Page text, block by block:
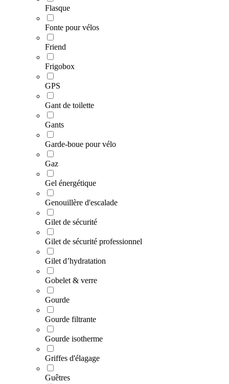
Flasque
Fonte pour vélos
Friend
Frigobox
GPS
Gant de toilette
Gants
Garde-boue pour vélo
Gaz
Gel énergétique
Genouillère d'escalade
Gilet de sécurité
Gilet de sécurité professionnel
Gilet d’hydratation
Gobelet & verre
Gourde
Gourde filtrante
Gourde isotherme
Griffes d'élagage
Guêtres